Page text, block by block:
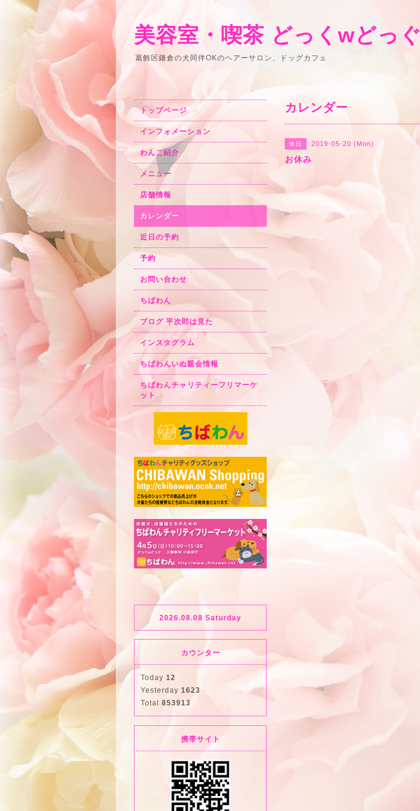
美容室・喫茶 どっくwどっぐ
葛飾区鎌倉の犬同伴OKのヘアーサロン、ドッグカフェ
カレンダー
休日 2019-05-20 (Mon)
お休み
トップページ
インフォメーション
わんこ紹介
メニュー
店舗情報
カレンダー
近日の予約
予約
お問い合わせ
ちばわん
ブログ 平次郎は見た
インスタグラム
ちばわんいぬ親会情報
ちばわんチャリティーフリマーケ
ット
2026.08.08 Saturday
カウンター
Today 12
Yesterday 1623
Total 853913
携帯サイト